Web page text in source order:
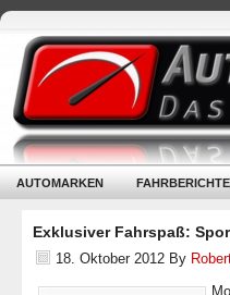
AUTOMARKEN FAHRBERICHTE
Exklusiver Fahrspaß:
18. Oktober 2012 By